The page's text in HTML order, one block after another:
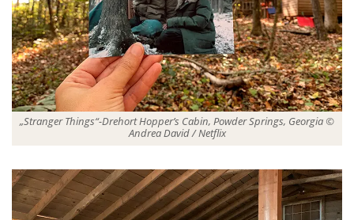
„Stranger Things“-Drehort Hopper’s Cabin, Powder Springs, Georgia ©
Andrea David / Netflix